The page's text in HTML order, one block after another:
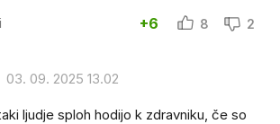
+6 8 2
03. 09. 2025 13.02
ljudje sploh hodijo k zdravniku, če so